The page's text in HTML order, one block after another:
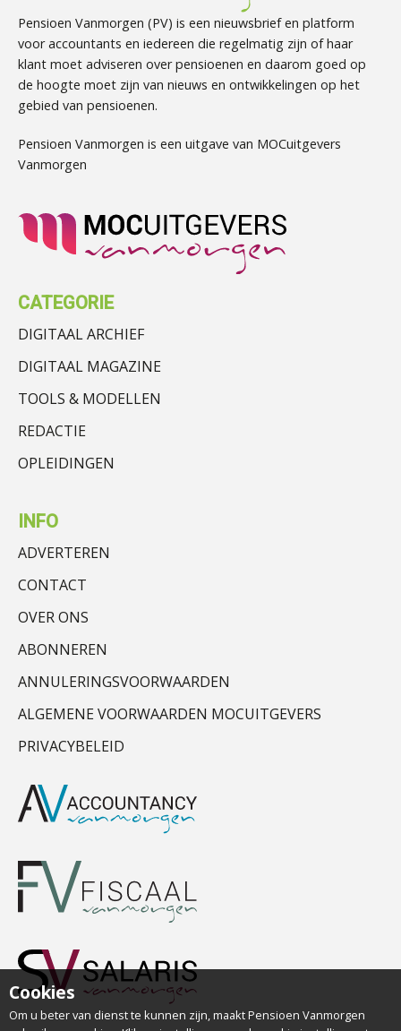
Pensioen Vanmorgen (PV) is een nieuwsbrief en platform
voor accountants en iedereen die regelmatig zijn of haar
klant moet adviseren over pensioenen en daarom goed op
de hoogte moet zijn van nieuws en ontwikkelingen op het
gebied van pensioenen.
Pensioen Vanmorgen is een uitgave van MOCuitgevers
Vanmorgen
CATEGORIE
DIGITAAL ARCHIEF
DIGITAAL MAGAZINE
TOOLS & MODELLEN
REDACTIE
OPLEIDINGEN
INFO
ADVERTEREN
CONTACT
OVER ONS
ABONNEREN
ANNULERINGSVOORWAARDEN
ALGEMENE VOORWAARDEN MOCUITGEVERS
PRIVACYBELEID
Cookies
Om u beter van dienst te kunnen zijn, maakt Pensioen Vanmorgen